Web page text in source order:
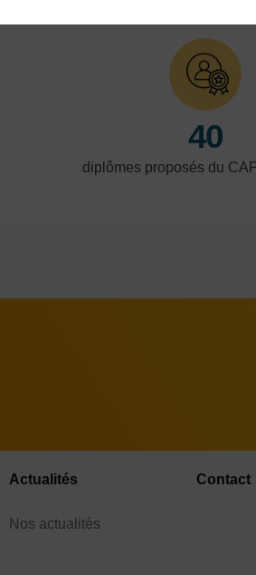
40
diplômes proposés du
Actualités
Nos actualités
Contact